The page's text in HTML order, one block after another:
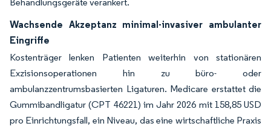
Wachsende Akzeptanz minimal-invasiver ambulanter
Eingriffe
Kostenträger lenken Patienten weiterhin von stationären
Exzisionsoperationen hin zu büro- oder
ambulanzzentrumsbasierten Ligaturen. Medicare erstattet die
Gummibandligatur (CPT 46221) im Jahr 2026 mit 158,85 USD
pro Einrichtungsfall, ein Niveau, das eine wirtschaftliche Praxis